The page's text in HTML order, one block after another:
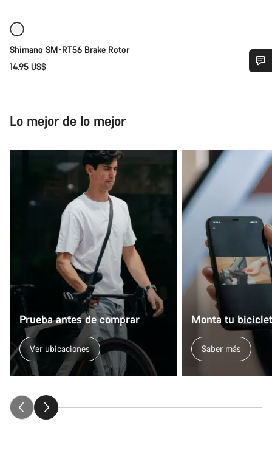
Shimano SM-RT56 Brake Rotor
14.95 US$
Lo mejor de lo mejor
Prueba antes de comprar
Ver ubicaciones
Monta tu
Saber más
Nuestros expertos estarán encantados de responder a tus
preguntas.
Abrir chat
Cerrar